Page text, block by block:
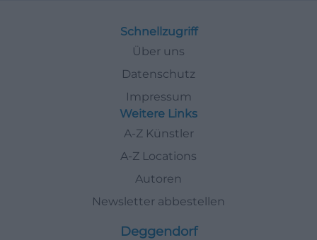
Schnellzugriff
Über uns
Datenschutz
Impressum
Weitere Links
A-Z Künstler
A-Z Locations
Autoren
Newsletter abbestellen
Deggendorf